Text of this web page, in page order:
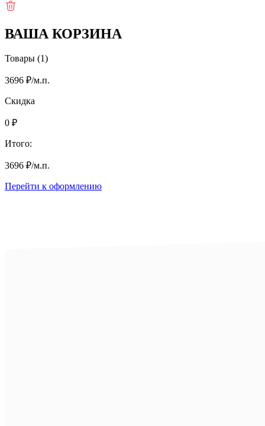
ВАША КОРЗИНА
Товары (1)
3696 ₽/м.п.
Скидка
0 ₽
Итого:
3696 ₽/м.п.
Перейти к оформлению